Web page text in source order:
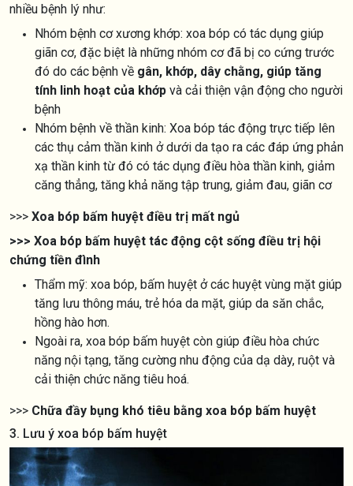
nhiều bệnh lý như:
Nhóm bệnh cơ xương khớp: xoa bóp có tác dụng giúp
giãn cơ, đặc biệt là những nhóm cơ đã bị co cứng trước
đó do các bệnh về gân, khớp, dây chằng, giúp tăng
tính linh hoạt của khớp và cải thiện vận động cho người
bệnh
Nhóm bệnh về thần kinh: Xoa bóp tác động trực tiếp lên
các thụ cảm thần kinh ở dưới da tạo ra các đáp ứng phản
xạ thần kinh từ đó có tác dụng điều hòa thần kinh, giảm
căng thẳng, tăng khả năng tập trung, giảm đau, giãn cơ
>>> Xoa bóp bấm huyệt điều trị mất ngủ
>>> Xoa bóp bấm huyệt tác động cột sống điều trị hội
chứng tiền đình
Thẩm mỹ: xoa bóp, bấm huyệt ở các huyệt vùng mặt giúp
tăng lưu thông máu, trẻ hóa da mặt, giúp da săn chắc,
hồng hào hơn.
Ngoài ra, xoa bóp bấm huyệt còn giúp điều hòa chức
năng nội tạng, tăng cường nhu động của dạ dày, ruột và
cải thiện chức năng tiêu hoá.
>>> Chữa đầy bụng khó tiêu bằng xoa bóp bấm huyệt
3. Lưu ý xoa bóp bấm huyệt